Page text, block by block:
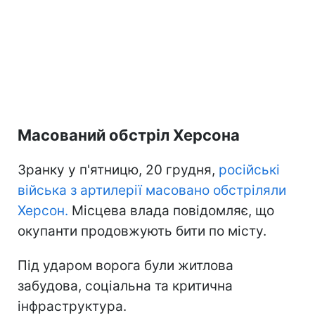
Масований обстріл Херсона
Зранку у п'ятницю, 20 грудня, російські
війська з артилерії масовано обстріляли
Херсон. Місцева влада повідомляє, що
окупанти продовжують бити по місту.
Під ударом ворога були житлова
забудова, соціальна та критична
інфраструктура.